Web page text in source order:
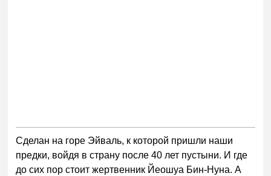
Сделан на горе Эйваль, к которой пришли наши
предки, войдя в страну после 40 лет пустыни. И где
до сих пор стоит жертвенник Йеошуа Бин-Нуна. А